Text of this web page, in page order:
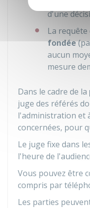
d'une
La
fondée
aucun
mesure
Dans le cadre de la
juge des référés
l'administration et
concernées, pour
Le juge fixe dans
l'heure de
Vous pouvez être
compris par
Les parties